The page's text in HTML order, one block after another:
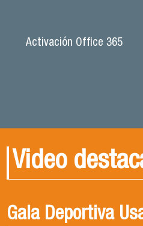
Activación Office 365
Video
Gala Deportiva
Usach en el
Candidatura